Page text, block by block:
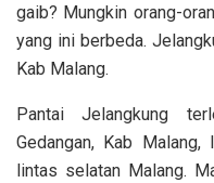
gaib? Mungkin orang-
yang ini berbeda.
Kab Malang.
Pantai Jelangkung
Gedangan, Kab
lintas selatan Malang.